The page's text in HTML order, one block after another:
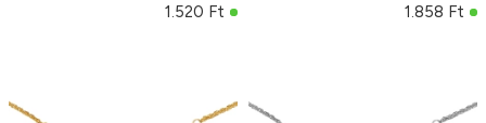
1.520 Ft 1.858 Ft